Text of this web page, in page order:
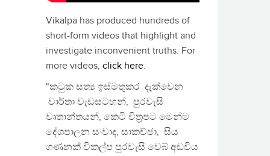
Vikalpa has produced hundreds of
short-form videos that highlight and
investigate inconvenient truths. For
more videos, click here.
"කටුක සත්‍ය ඉස්මතුකර දැක්වෙන
වාර්තා වැඩසටහන්, පුරවැසි
වෘතාන්තයන්, කෙටි චිත්‍රපට මෙන්ම
දේශපාලන සංවාද, සාකච්ඡා, සිය
ගණනක් විකල්ප පුරවැසි වෙබ් අඩවිය